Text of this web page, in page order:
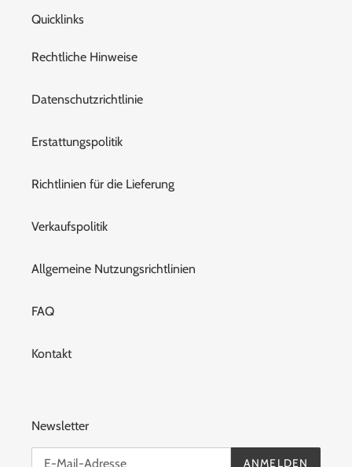
Quicklinks
Rechtliche Hinweise
Datenschutzrichtlinie
Erstattungspolitik
Richtlinien für die Lieferung
Verkaufspolitik
Allgemeine Nutzungsrichtlinien
FAQ
Kontakt
Newsletter
ANMELDEN